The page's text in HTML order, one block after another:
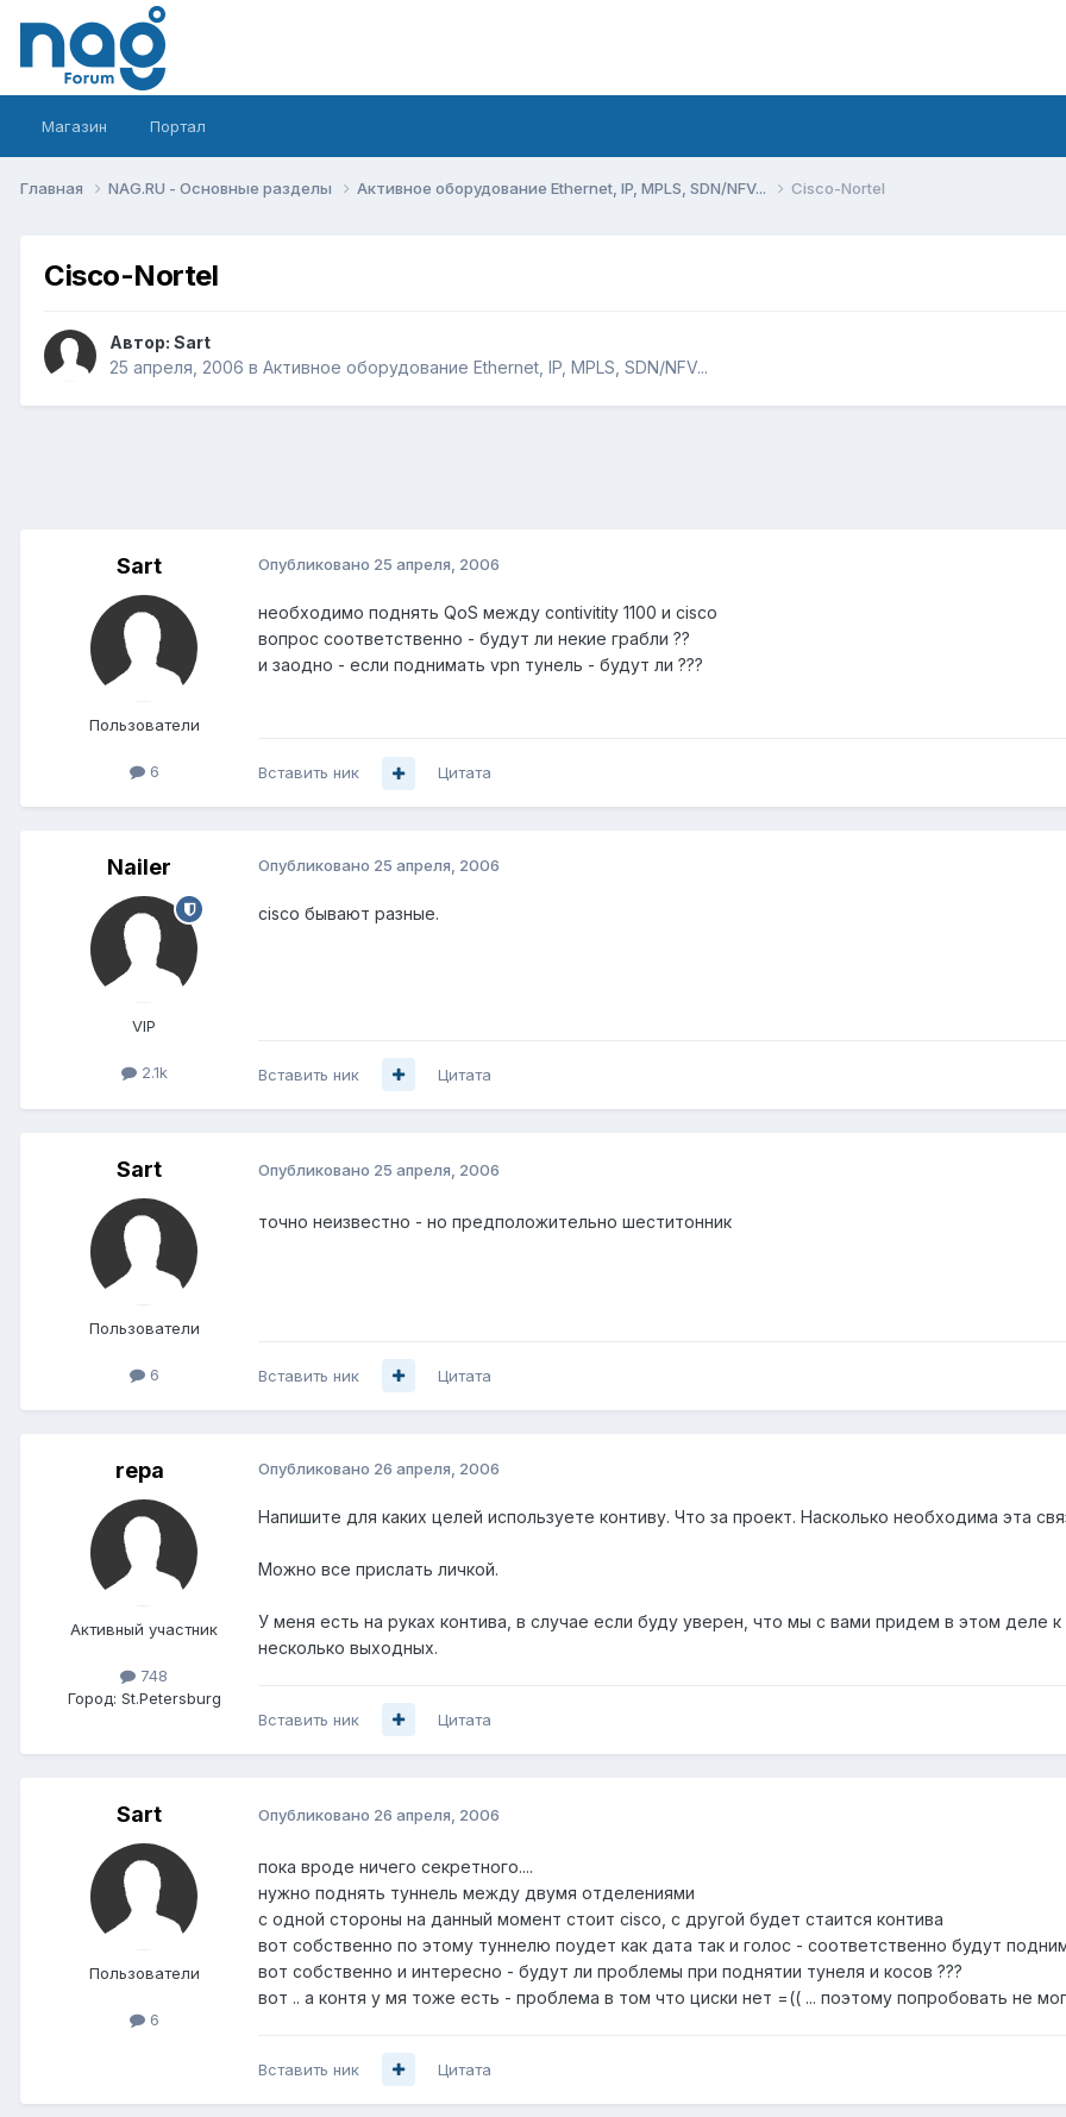
Магазин Портал
Главная NAG.RU - Основные разделы Активное оборудование Ethernet, IP, MPLS, SDN/NFV... Cisco-Nortel
Cisco-Nortel
Автор: Sart
25 апреля, 2006 в Активное оборудование Ethernet, IP, MPLS, SDN/NFV...
Sart
Пользователи
6
Опубликовано 25 апреля, 2006
необходимо поднять QoS между contivitity 1100 и cisco
вопрос соответственно - будут ли некие грабли ??
и заодно - если поднимать vpn тунель - будут ли ???
Вставить ник Цитата
Nailer
VIP
2.1k
Опубликовано 25 апреля, 2006
cisco бывают разные.
Вставить ник Цитата
Sart
Пользователи
6
Опубликовано 25 апреля, 2006
точно неизвестно - но предположительно шеститонник
Вставить ник Цитата
repa
Активный участник
748
Город: St.Petersburg
Опубликовано 26 апреля, 2006
Напишите для каких целей используете контиву. Что за проект. Насколько необходима эта
Можно все прислать личкой.
У меня есть на руках контива, в случае если буду уверен, что мы с вами придем в этом деле
несколько выходных.
Вставить ник Цитата
Sart
Пользователи
6
Опубликовано 26 апреля, 2006
пока вроде ничего секретного....
нужно поднять туннель между двумя отделениями
с одной стороны на данный момент стоит cisco, с другой будет стаится контива
вот собственно по этому туннелю поудет как дата так и голос - соответственно будут
вот собственно и интересно - будут ли проблемы при поднятии тунеля и косов ???
вот .. а контя у мя тоже есть - проблема в том что циски нет =(( ... поэтому попробовать не
Вставить ник Цитата